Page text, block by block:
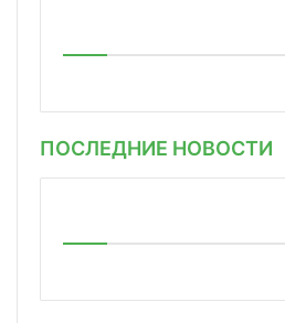
ПОСЛЕДНИЕ НОВОСТИ